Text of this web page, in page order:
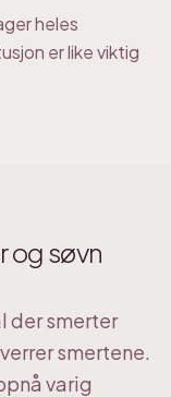
heles
er like viktig
og søvn
der smerter
smertene.
varig